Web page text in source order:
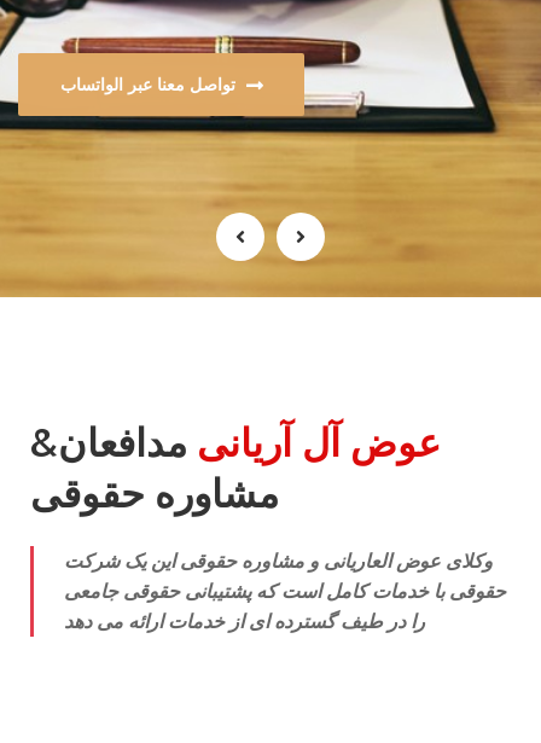
تواصل معنا عبر الواتساب
عوض آل آریانی مدافعان&
مشاوره حقوقی
وکلای عوض العاریانی و مشاوره حقوقی این یک شرکت
حقوقی با خدمات کامل است که پشتیبانی حقوقی جامعی
را در طیف گسترده ای از خدمات ارائه می دهد